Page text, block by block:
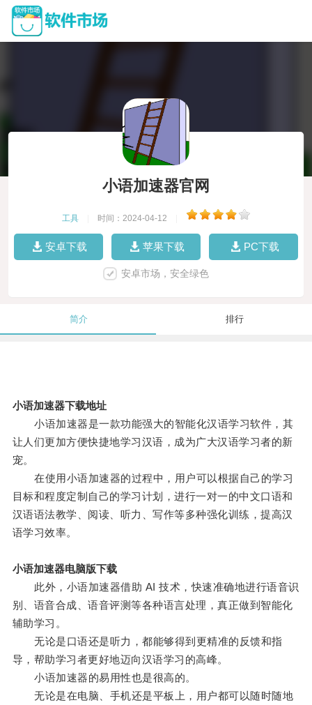
小语加速器官网
工具 时间：2024-04-12
安卓下载 苹果下载 PC下载
安卓市场，安全绿色
简介 排行
小语加速器下载地址
小语加速器是一款功能强大的智能化汉语学习软件，其
让人们更加方便快捷地学习汉语，成为广大汉语学习者的新
宠。
在使用小语加速器的过程中，用户可以根据自己的学习
目标和程度定制自己的学习计划，进行一对一的中文口语和
汉语语法教学、阅读、听力、写作等多种强化训练，提高汉
语学习效率。
小语加速器电脑版下载
此外，小语加速器借助 AI 技术，快速准确地进行语音识
别、语音合成、语音评测等各种语言处理，真正做到智能化
辅助学习。
无论是口语还是听力，都能够得到更精准的反馈和指
导，帮助学习者更好地迈向汉语学习的高峰。
小语加速器的易用性也是很高的。
无论是在电脑、手机还是平板上，用户都可以随时随地